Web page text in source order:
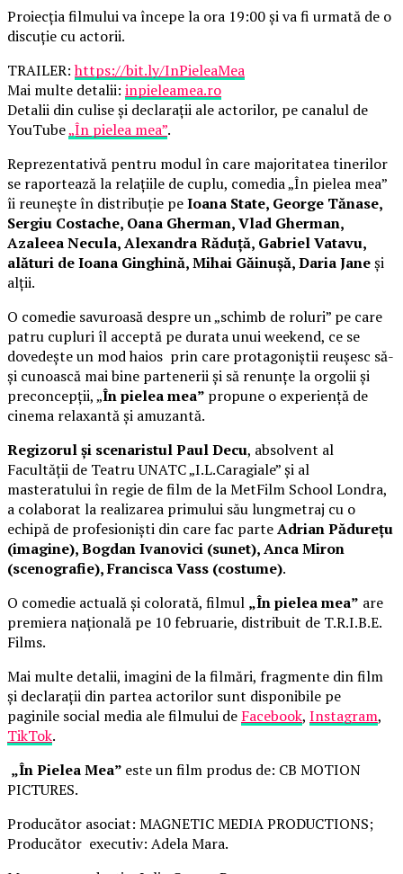
Proiecția filmului va începe la ora 19:00 și va fi urmată de o
discuție cu actorii.
TRAILER:https://bit.ly/InPieleaMea
Mai multe detalii: inpieleamea.ro
Detalii din culise și declarații ale actorilor, pe canalul de
YouTube„În pielea mea”.
Reprezentativă pentru modul în care majoritatea tinerilor
se raportează la relațiile de cuplu, comedia „În pielea mea”
îi reunește în distribuție peIoana State, George Tănase,
Sergiu Costache, Oana Gherman, Vlad Gherman,
Azaleea Necula, Alexandra Răduță, Gabriel Vatavu,
alături de Ioana Ginghină, Mihai Găinușă, Daria Janeși
alții.
O comedie savuroasă despre un „schimb de roluri” pe care
patru cupluri îl acceptă pe durata unui weekend, ce se
dovedește un mod haios prin care protagoniștii reușesc să-
și cunoască mai bine partenerii și să renunțe la orgolii și
preconcepții, „În pielea mea” propune o experiență de
cinema relaxantă și amuzantă.
Regizorul și scenaristul Paul Decu, absolvent al
Facultății de Teatru UNATC „I.L.Caragiale” și al
masteratului în regie de film de la MetFilm School Londra,
a colaborat la realizarea primului său lungmetraj cu o
echipă de profesioniști din care fac parteAdrian Pădurețu
(imagine), Bogdan Ivanovici (sunet), Anca Miron
(scenografie), Francisca Vass (costume).
O comedie actuală și colorată, filmul „În pielea mea” are
premiera națională pe 10 februarie, distribuit de T.R.I.B.E.
Films.
Mai multe detalii, imagini de la filmări, fragmente din film
și declarații din partea actorilor sunt disponibile pe
paginile social media ale filmului de Facebook, Instagram,
TikTok.
„În Pielea Mea” este un film produs de: CB MOTION
PICTURES.
Producător asociat: MAGNETIC MEDIA PRODUCTIONS;
Producător executiv: Adela Mara.